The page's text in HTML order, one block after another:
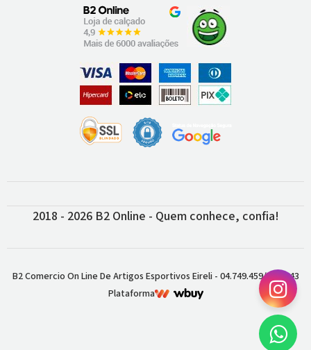
2018 - 2026 B2 Online - Quem conhece, confia!
B2 Comercio On Line De Artigos Esportivos Eireli - 04.749.459/0001-43
Plataforma